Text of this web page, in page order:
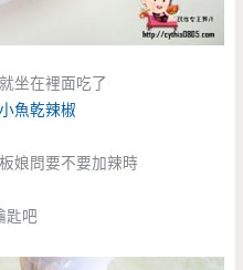
坐在裡面吃了
小魚乾辣椒
娘問要不要加辣時
匙吧